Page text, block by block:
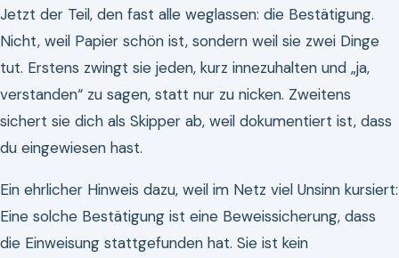
Jetzt der Teil, den fast alle weglassen: die Bestätigung.
Nicht, weil Papier schön ist, sondern weil sie zwei Dinge
tut. Erstens zwingt sie jeden, kurz innezuhalten und „ja,
verstanden“ zu sagen, statt nur zu nicken. Zweitens
sichert sie dich als Skipper ab, weil dokumentiert ist, dass
du eingewiesen hast.
Ein ehrlicher Hinweis dazu, weil im Netz viel Unsinn kursiert:
Eine solche Bestätigung ist eine Beweissicherung, dass
die Einweisung stattgefunden hat. Sie ist kein